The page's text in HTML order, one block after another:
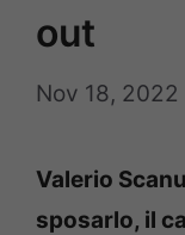
out
Nov 18, 2022
Valerio
sposarlo, il